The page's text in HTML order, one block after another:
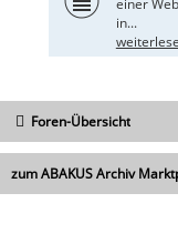
einer
in...
Foren-Übersicht
zum ABAKUS Archiv